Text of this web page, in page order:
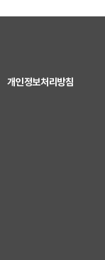
개인정보처리방침